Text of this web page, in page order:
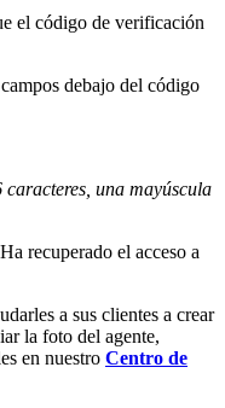
el código de verificación
debajo del código
caracteres, una mayúscula
recuperado el acceso a
a sus clientes a crear
la foto del agente,
en nuestro Centro de